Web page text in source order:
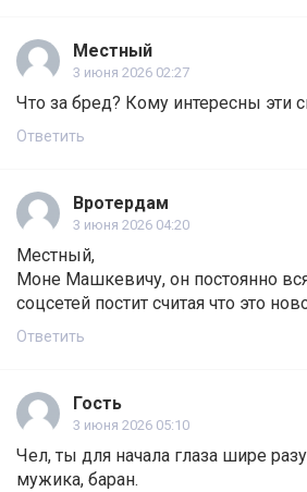
Местный
3 июня 2026 02:27
Что за бред? Кому интересны эти
Ответить
Вротердам
3 июня 2026 04:20
Местный,
Моне Машкевичу, он постоянно
соцсетей постит считая что это
Ответить
Гость
3 июня 2026 05:10
Чел, ты для начала глаза шире
мужика, баран.